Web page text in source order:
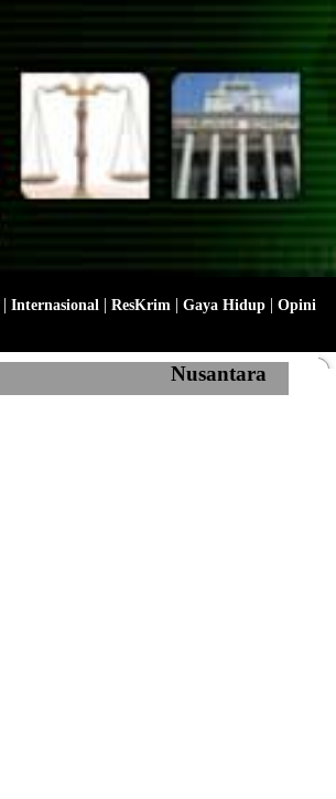
| Internasional | ResKrim | Gaya Hidup | Opini
Nusantara